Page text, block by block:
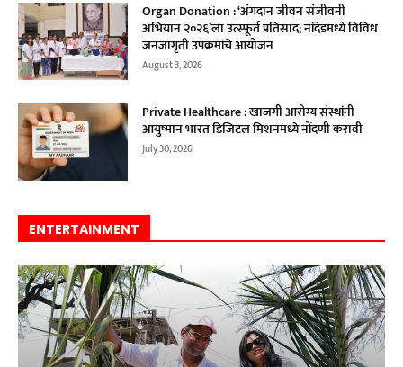
Organ Donation : ‘अंगदान जीवन संजीवनी
अभियान २०२६’ला उत्स्फूर्त प्रतिसाद; नांदेडमध्ये विविध
जनजागृती उपक्रमांचे आयोजन
August 3, 2026
Private Healthcare : खाजगी आरोग्य संस्थांनी
आयुष्मान भारत डिजिटल मिशनमध्ये नोंदणी करावी
July 30, 2026
ENTERTAINMENT